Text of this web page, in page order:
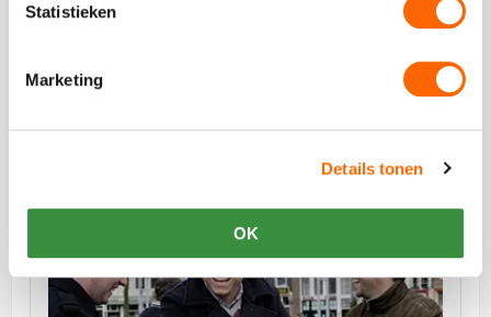
Statistieken
Marketing
Details tonen
OK
Trap door statig en sjiek Amsterdam
Segway
tour
tour